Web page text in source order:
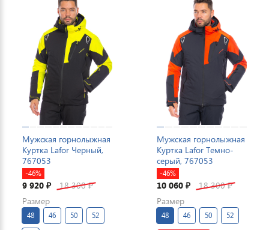
Мужская горнолыжная
Куртка Lafor Черный,
767053
-46%
9 920 ₽ 18 300₽
Размер
48 46 50 52
Мужская горнолыжная
Куртка Lafor Темно-
серый, 767053
-46%
10 060 ₽ 18 300₽
Размер
48 46 50 52